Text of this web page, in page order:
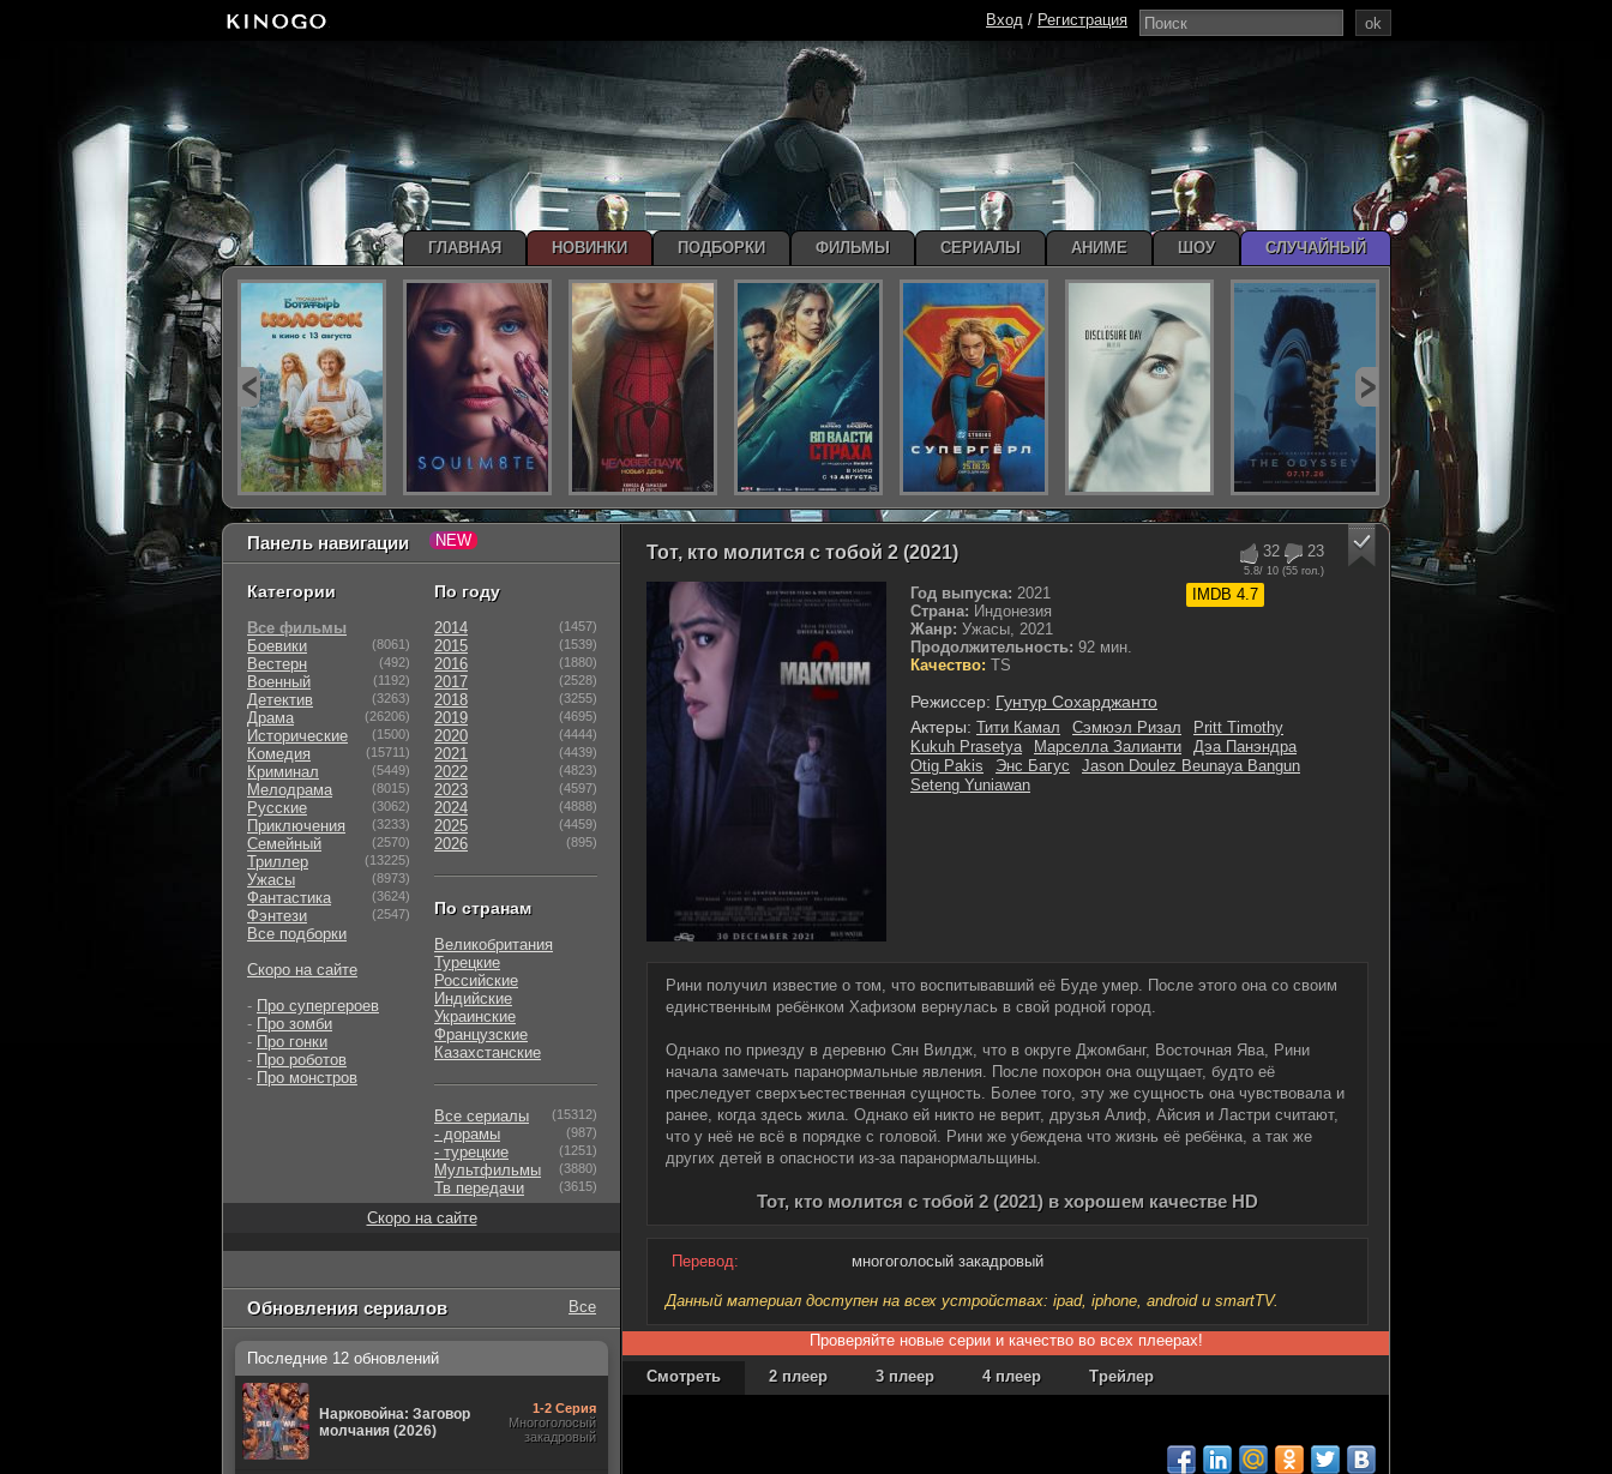
32 23
5.8/ 10 (55 гол.)
IMDB 4.7
Тот, кто молится с тобой 2 (2021)
Год выпуска: 2021
Страна: Индонезия
Жанр: Ужасы, 2021
Продолжительность: 92 мин.
Качество: TS
Режиссер: Гунтур Сохарджанто
Актеры: Тити Камал Сэмюэл Ризал
Pritt Timothy
Kukuh Prasetya
Марселла Залианти
Дэа Панэндра
Otig Pakis
Энс Багус
Jason Doulez Beunaya Bangun
Seteng Yuniawan
Рини получил известие о том, что воспитывавший её Буде умер. После этого она со своим
единственным ребёнком Хафизом вернулась в свой родной город.
Однако по приезду в деревню Сян Вилдж, что в округе Джомбанг, Восточная Ява, Рини
начала замечать паранормальные явления. После похорон она ощущает, будто её
преследует сверхъестественная сущность. Более того, эту же сущность она чувствовала и
ранее, когда здесь жила. Однако ей никто не верит, друзья Алиф, Айсия и Ластри считают,
что у неё не всё в порядке с головой. Рини же убеждена что жизнь её ребёнка, а так же
других детей в опасности из-за паранормальщины.
Тот, кто молится с тобой 2 (2021) в хорошем качестве HD
Перевод: многоголосый закадровый
Данный материал доступен на всех устройствах: ipad, iphone, android и smartTV.
Проверяйте новые серии и качество во всех плеерах!
Смотреть
2 плеер 3 плеер 4 плеер Трейлер
Панель навигации
Категории
Все фильмы
Боевики
(8061)
Вестерн (492)
Военный (1192)
Детектив (3263)
Драма (26206)
Исторические (1500)
Комедия (15711)
Криминал (5449)
Мелодрама (8015)
Русские (3062)
Приключения (3233)
Семейный (2570)
Триллер (13225)
Ужасы (8973)
Фантастика (3624)
Фэнтези (2547)
Все подборки
Скоро на сайте
- Про супергероев
- Про зомби
- Про гонки
- Про роботов
- Про монстров
По году
2014 (1457)
2015 (1539)
2016 (1880)
2017 (2528)
2018 (3255)
2019 (4695)
2020 (4444)
2021 (4439)
2022 (4823)
2023 (4597)
2024 (4888)
2025 (4459)
2026 (895)
По странам
Великобритания
Турецкие
Российские
Индийские
Украинские
Французские
Казахстанские
Все сериалы (15312)
- дорамы (987)
- турецкие (1251)
Мультфильмы (3880)
Тв передачи (3615)
Скоро на сайте
Обновления сериалов Все
Последние 12 обновлений
Нарковойна: Заговор
молчания (2026)
1-2 Серия
Многоголосый
закадровый
ok
Вход / Регистрация
ГЛАВНАЯ НОВИНКИ ПОДБОРКИ ФИЛЬМЫ СЕРИАЛЫ АНИМЕ ШОУ СЛУЧАЙНЫЙ